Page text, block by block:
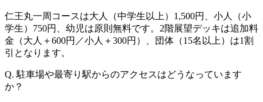
仁王丸一周コースは大人（中学生以上）1,500円、小人（小
学生）750円、幼児は原則無料です。2階展望デッキは追加料
金（大人＋600円／小人＋300円）、団体（15名以上）は1割
引となります。
Q. 駐車場や最寄り駅からのアクセスはどうなっています
か？